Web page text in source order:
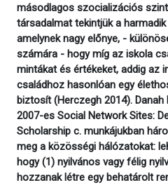
másodlagos szocializációs
társadalmat tekintjük a
amelynek nagy előnye, -
számára - hogy míg az iskola
mintákat és értékeket, addig az
családhoz hasonlóan egy
biztosít (Herczegh 2014). Danah
2007-es Social Network Sites:
Scholarship c. munkájukban
meg a közösségi hálózatokat:
hogy (1) nyilvános vagy félig
hozzanak létre egy behatárolt